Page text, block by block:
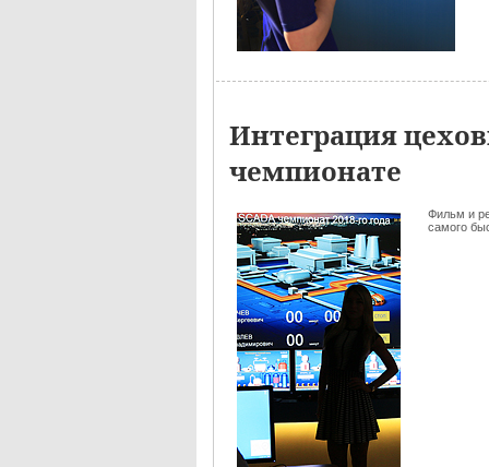
Интеграция
чемпионате
Фильм и
самого